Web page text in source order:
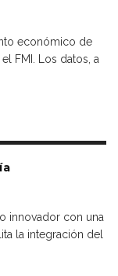
económico de
FMI. Los datos, a
innovador con una
la integración del